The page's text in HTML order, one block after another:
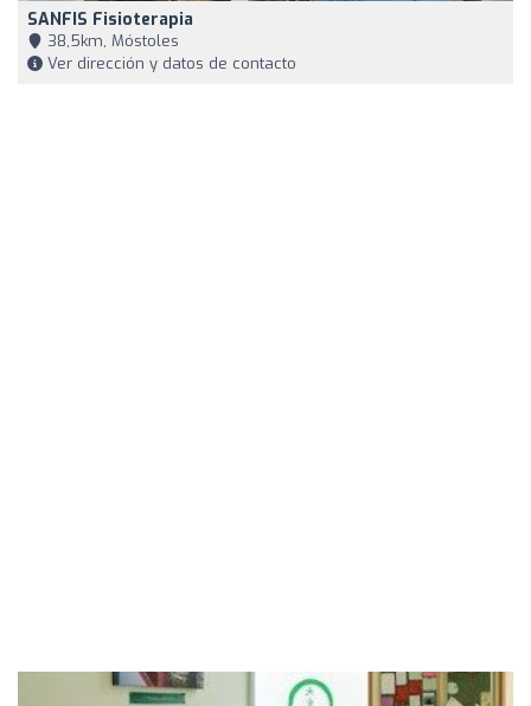
SANFIS Fisioterapia
38,5km, Móstoles
Ver dirección y datos de contacto